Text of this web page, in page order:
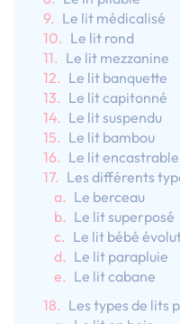
Le lit médicalisé
Le lit rond
Le lit mezzanine
Le lit banquette
Le lit capitonné
Le lit suspendu
Le lit bambou
Le lit encastrable
Les différents
Le berceau
Le lit superposé
Le lit bébé
Le lit parapluie
Le lit cabane
Les types de lits